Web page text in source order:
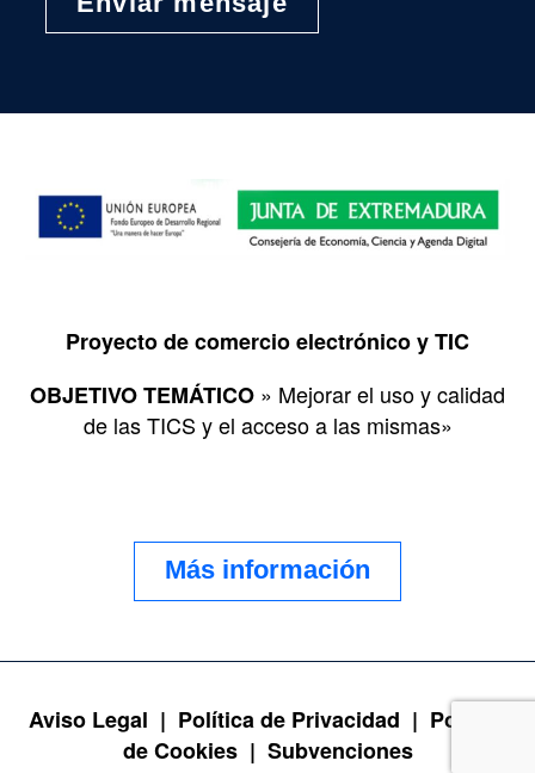
Proyecto de comercio electrónico y TIC
OBJETIVO TEMÁTICO » Mejorar el uso y calidad
de las TICS y el acceso a las mismas»
Más información
Aviso Legal | Política de Privacidad | Política
de Cookies | Subvenciones